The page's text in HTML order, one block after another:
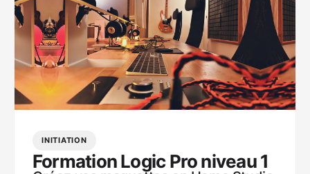
INITIATION
Formation Logic Pro niveau 1